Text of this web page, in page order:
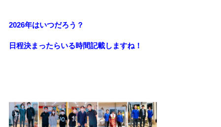
2026年はいつだろう？
日程決まったらいる時間記載しますね！